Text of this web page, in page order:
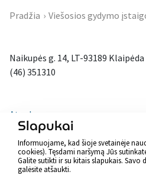
Pradžia › Viešosios gydymo
Naikupės g. 14, LT-93189 Klaipėda
(46) 351310
Atgal
Slapukai
Informuojame, kad šioje svetainėje
cookies). Tęsdami naršymą Jūs
Galite sutikti ir su kitais slapukais. Savo
galėsite atšaukti.